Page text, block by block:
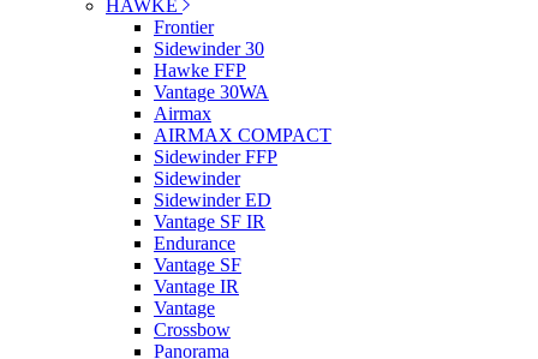
HAWKE
Frontier
Sidewinder 30
Hawke FFP
Vantage 30WA
Airmax
AIRMAX COMPACT
Sidewinder FFP
Sidewinder
Sidewinder ED
Vantage SF IR
Endurance
Vantage SF
Vantage IR
Vantage
Crossbow
Panorama